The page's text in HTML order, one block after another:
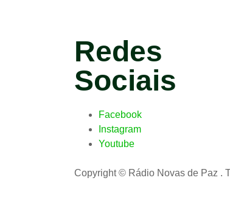
Redes
Sociais
Facebook
Instagram
Youtube
Copyright © Rádio Novas de Paz .